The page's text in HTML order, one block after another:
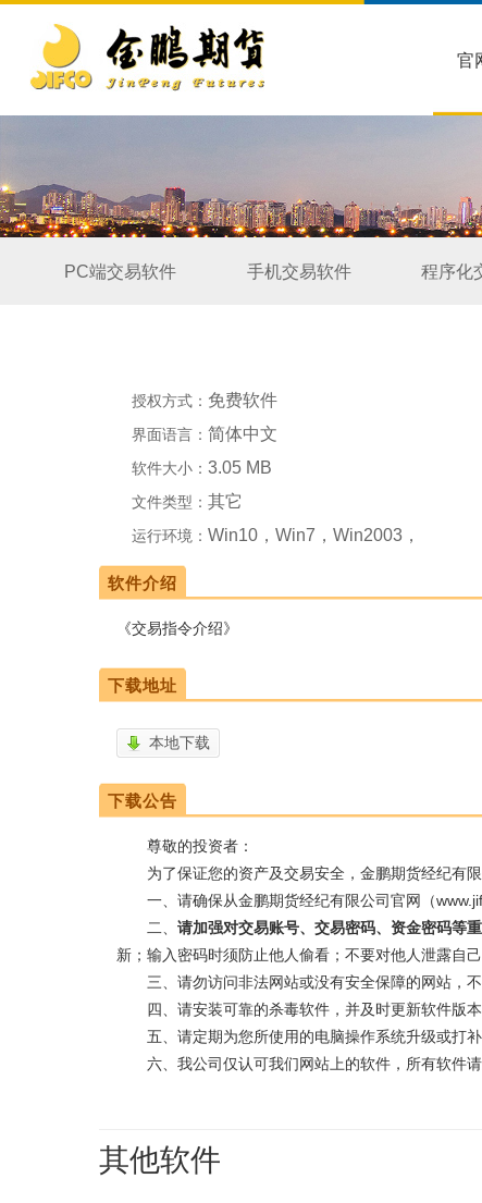
官
PC端交易软件 手机交易软件 程序化
授权方式： 免费软件
界面语言：简体中文
软件大小：3.05 MB
文件类型：其它
运行环境：Win10，Win7，Win2003，
软件介绍
《交易指令介绍》
下载地址
本地下载
下载公告
尊敬的投资者：
为了保证您的资产及交易安全，金鹏期货经纪有限
一、请确保从金鹏期货经纪有限公司官网（
二、请加强对交易账号、交易密码、资金密码等
新；输入密码时须防止他人偷看；不要对他人泄露自己
三、请勿访问非法网站或没有安全保障的网站，不
四、请安装可靠的杀毒软件，并及时更新软件版本
五、请定期为您所使用的电脑操作系统升级或打补
六、我公司仅认可我们网站上的软件，所有软件请
其他软件